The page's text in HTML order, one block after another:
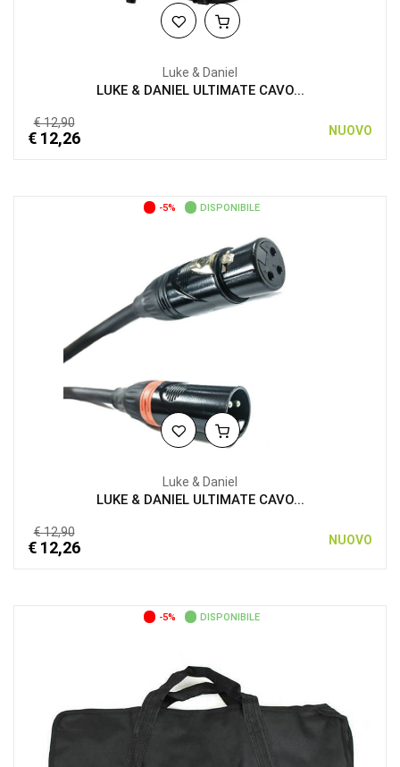
Luke & Daniel
LUKE & DANIEL ULTIMATE CAVO...
€ 12,90
€ 12,26 NUOVO
-5% DISPONIBILE
Luke & Daniel
LUKE & DANIEL ULTIMATE CAVO...
€ 12,90
€ 12,26 NUOVO
-5% DISPONIBILE